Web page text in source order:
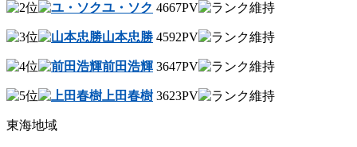
ユ・ソク 4667PV
山本忠勝 4592PV
前田浩輝 3647PV
上田春樹 3623PV
東海地域